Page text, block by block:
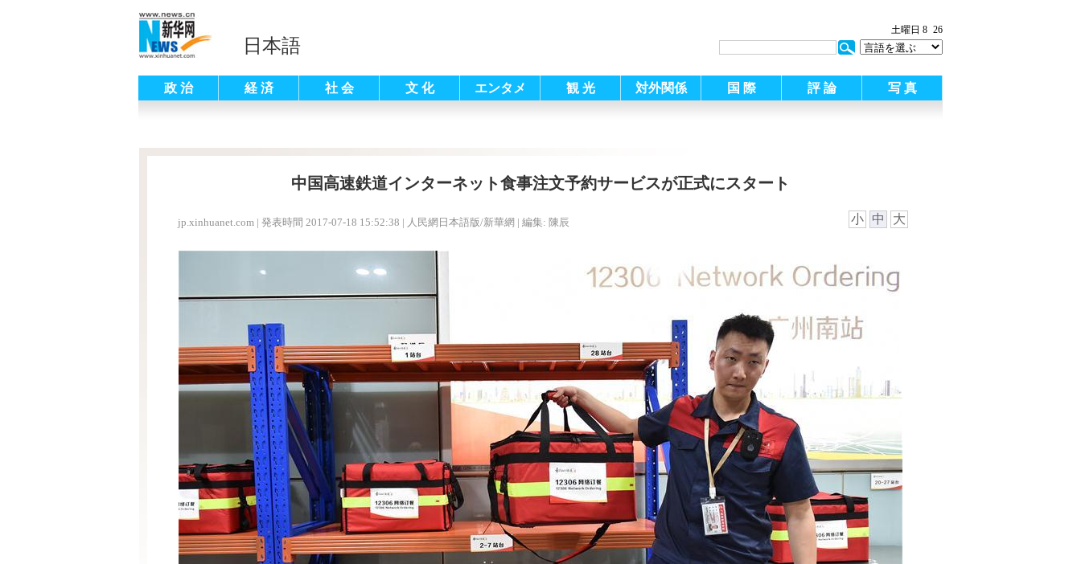
日本語
土曜日 8 26
政 治 経 済 社 会 文 化 エンタメ 観 光 対外関係 国 際 評 論 写 真
中国高速鉄道インターネット食事注文予約サービスが正式にスタート
jp.xinhuanet.com | 発表時間 2017-07-18 15:52:38 | 人民網日本語版/新華網 | 編集: 陳辰 小 中 大